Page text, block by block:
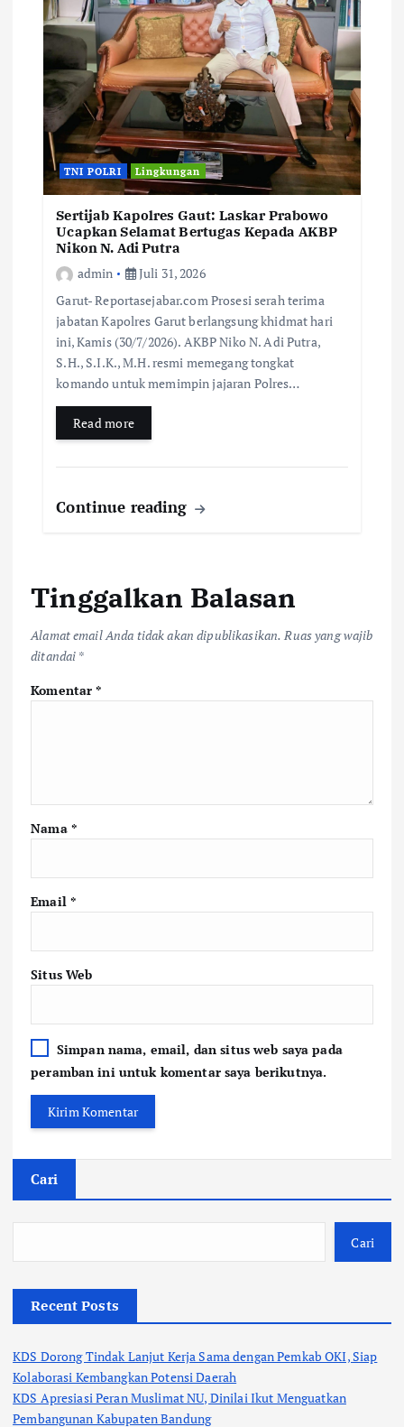
TNI POLRI Lingkungan
Sertijab Kapolres Gaut: Laskar Prabowo
Ucapkan Selamat Bertugas Kepada AKBP
Nikon N. Adi Putra
admin
Juli 31, 2026
Garut- Reportasejabar.com Prosesi serah terima
jabatan Kapolres Garut berlangsung khidmat hari
ini, Kamis (30/7/2026). AKBP Niko N. Adi Putra,
S.H., S.I.K., M.H. resmi memegang tongkat
komando untuk memimpin jajaran Polres…
Read more
Continue reading
Tinggalkan Balasan
Alamat email Anda tidak akan dipublikasikan. Ruas yang wajib
ditandai *
Komentar*
Nama *
Email *
Situs Web
Simpan nama, email, dan situs web saya pada
peramban ini untuk komentar saya berikutnya.
Cari
Cari
Recent Posts
KDS Dorong Tindak Lanjut Kerja Sama dengan Pemkab OKI, Siap
Kolaborasi Kembangkan Potensi Daerah
KDS Apresiasi Peran Muslimat NU, Dinilai Ikut Menguatkan
Pembangunan Kabupaten Bandung